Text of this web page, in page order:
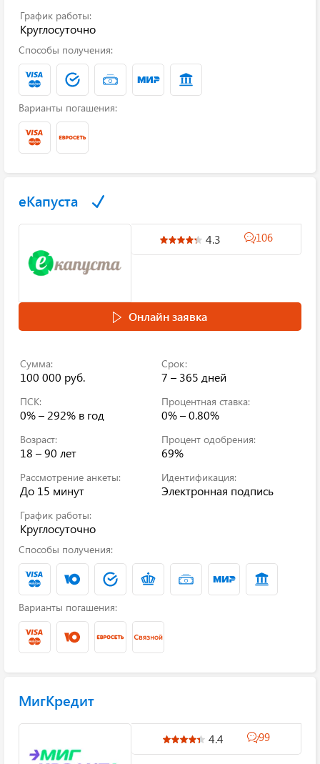
График работы:
Круглосуточно
Способы получения:
Варианты погашения:
еКапуста
4.3 106
Онлайн заявка
Сумма:
100 000 руб.
Срок:
7 – 365 дней
ПСК:
0% – 292% в год
Процентная ставка:
0% – 0.80%
Возраст:
18 – 90 лет
Процент одобрения:
69%
Рассмотрение анкеты:
До 15 минут
Идентификация:
Электронная подпись
График работы:
Круглосуточно
Способы получения:
Варианты погашения:
МигКредит
4.4 99